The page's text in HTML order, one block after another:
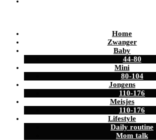
Home
Zwanger
Baby
44-80
Mini
80-104
Jongens
110-176
Meisjes
110-176
Lifestyle
Daily routine
Mom talk